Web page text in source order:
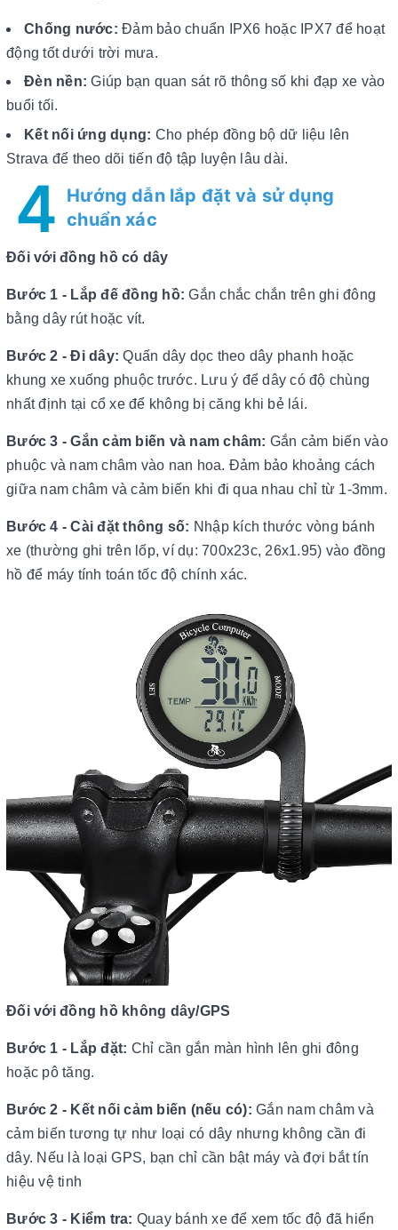
Chống nước: Đảm bảo chuẩn IPX6 hoặc IPX7 để hoạt
động tốt dưới trời mưa.
Đèn nền: Giúp bạn quan sát rõ thông số khi đạp xe vào
buổi tối.
Kết nối ứng dụng: Cho phép đồng bộ dữ liệu lên
Strava để theo dõi tiến độ tập luyện lâu dài.
4 Hướng dẫn lắp đặt và sử dụng
chuẩn xác
Đối với đồng hồ có dây
Bước 1 - Lắp đế đồng hồ: Gắn chắc chắn trên ghi đông
bằng dây rút hoặc vít.
Bước 2 - Đi dây: Quấn dây dọc theo dây phanh hoặc
khung xe xuống phuộc trước. Lưu ý để dây có độ chùng
nhất định tại cổ xe để không bị căng khi bẻ lái.
Bước 3 - Gắn cảm biến và nam châm: Gắn cảm biến vào
phuộc và nam châm vào nan hoa. Đảm bảo khoảng cách
giữa nam châm và cảm biến khi đi qua nhau chỉ từ 1-3mm.
Bước 4 - Cài đặt thông số: Nhập kích thước vòng bánh
xe (thường ghi trên lốp, ví dụ: 700x23c, 26x1.95) vào đồng
hồ để máy tính toán tốc độ chính xác.
Đối với đồng hồ không dây/GPS
Bước 1 - Lắp đặt: Chỉ cần gắn màn hình lên ghi đông
hoặc pô tăng.
Bước 2 - Kết nối cảm biến (nếu có): Gắn nam châm và
cảm biến tương tự như loại có dây nhưng không cần đi
dây. Nếu là loại GPS, bạn chỉ cần bật máy và đợi bắt tín
hiệu vệ tinh
Bước 3 - Kiểm tra: Quay bánh xe để xem tốc độ đã hiển